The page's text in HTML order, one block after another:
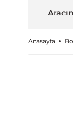
Anasayfa